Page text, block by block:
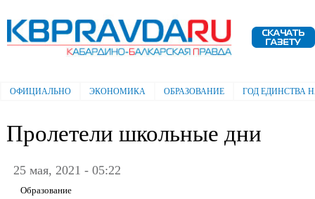
Электронная газета "Кабардино-
Балкарская правда"
Главное меню
ОФИЦИАЛЬНО ЭКОНОМИКА ОБРАЗОВАНИЕ ГОД ЕДИНСТВА
Пролетели школьные дни
25 мая, 2021 - 05:22
Образование